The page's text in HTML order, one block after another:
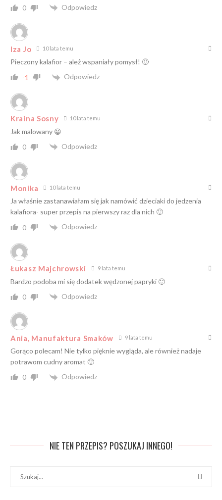
0 Odpowiedz
Iza Jo 10 lata temu
Pieczony kalafior – ależ wspaniały pomysł! 🙂
-1
Odpowiedz
Kraina Sosny 10 lata temu
Jak malowany 😀
0
Odpowiedz
Monika 10 lata temu
Ja właśnie zastanawiałam się jak namówić dzieciaki do jedzenia
kalafiora- super przepis na pierwszy raz dla nich 🙂
0
Odpowiedz
Łukasz Majchrowski 9 lata temu
Bardzo podoba mi się dodatek wędzonej papryki 🙂
0
Odpowiedz
Ania, Manufaktura Smaków 9 lata temu
Gorąco polecam! Nie tylko pięknie wygląda, ale również nadaje
potrawom cudny aromat 🙂
0
Odpowiedz
NIE TEN PRZEPIS? POSZUKAJ INNEGO!